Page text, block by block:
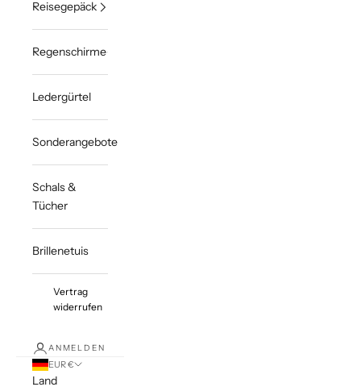
Reisegepäck
Regenschirme
Ledergürtel
Sonderangebote
Schals &
Tücher
Brillenetuis
Vertrag
widerrufen
ANMELDEN
EUR €
Land